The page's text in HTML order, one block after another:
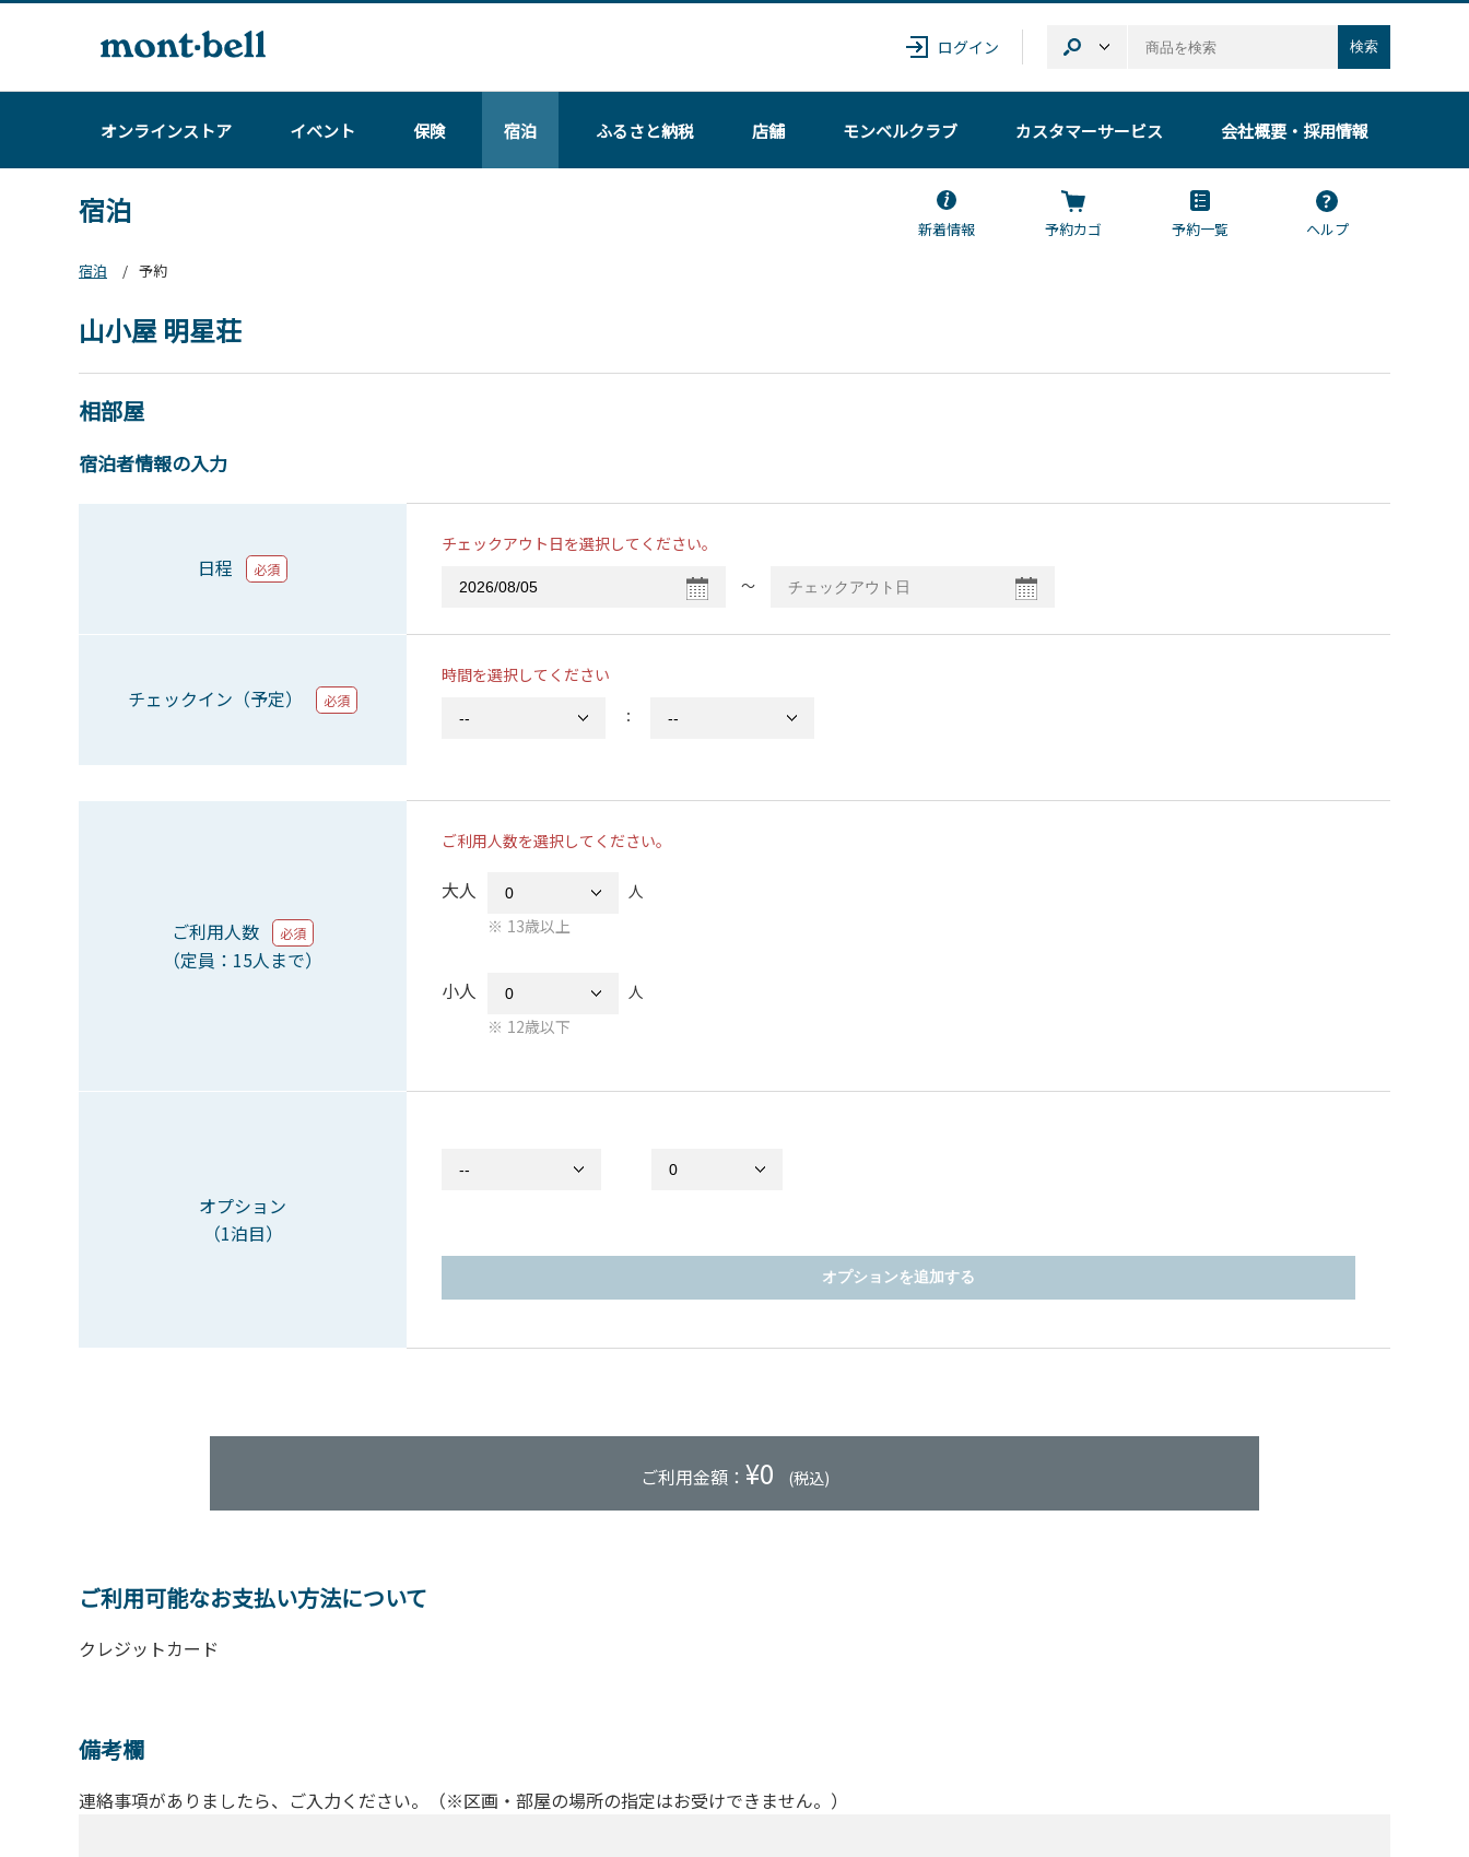
ログイン 検索
オンラインストア イベント 保険 宿泊 ふるさと納税 店舗 モンベルクラブ カスタマーサービス 会社概要・採用情報
宿泊
新着情報 予約カゴ 予約一覧
ヘルプ
宿泊
予約
山小屋 明星荘
相部屋
宿泊者情報の入力
日程 必須
チェックアウト日を選択してください。
〜
チェックイン（予定） 必須
時間を選択してください
：
ご利用人数 必須
（定員：15人まで）
ご利用人数を選択してください。
大人
人
13歳以上
小人
人
12歳以下
オプション
（1泊目）
オプションを追加する
ご利用金額： ¥0 (税込)
ご利用可能なお支払い方法について
クレジットカード
備考欄
連絡事項がありましたら、ご入力ください。（※区画・部屋の場所の指定はお受けできません。）